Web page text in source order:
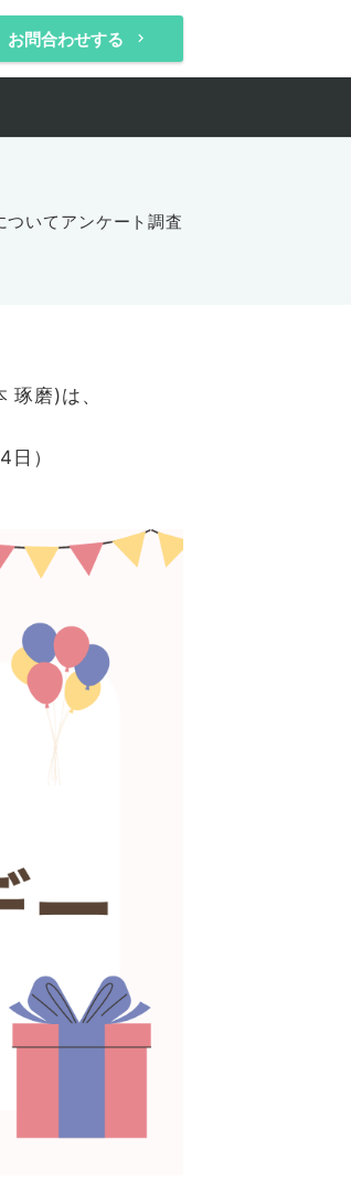
お問合わせする keyboard_arrow_right
ついてアンケート調査
琢磨)は、
）